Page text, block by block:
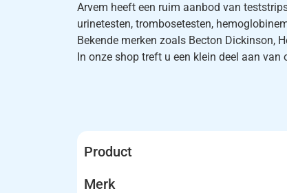
Arvem heeft een ruim aanbod van
urinetesten, trombosetesten,
Bekende merken zoals Becton Dickinson,
In onze shop treft u een klein deel aan
Product
Merk